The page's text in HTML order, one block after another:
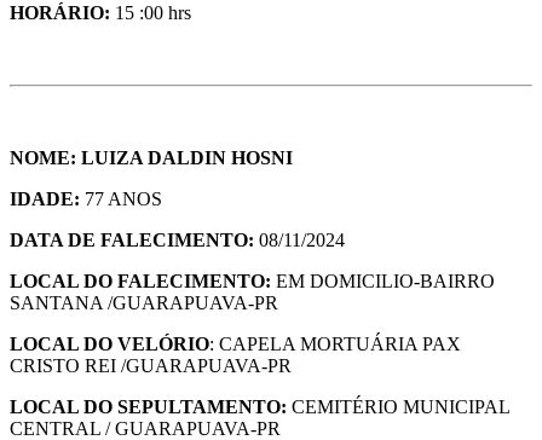
HORÁRIO: 15 :00 hrs
NOME: LUIZA DALDIN HOSNI
IDADE: 77 ANOS
DATA DE FALECIMENTO: 08/11/2024
LOCAL DO FALECIMENTO: EM DOMICILIO-BAIRRO
SANTANA /GUARAPUAVA-PR
LOCAL DO VELÓRIO: CAPELA MORTUÁRIA PAX
CRISTO REI /GUARAPUAVA-PR
LOCAL DO SEPULTAMENTO: CEMITÉRIO MUNICIPAL
CENTRAL / GUARAPUAVA-PR